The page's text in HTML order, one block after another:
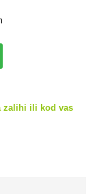
zalihi ili kod vas